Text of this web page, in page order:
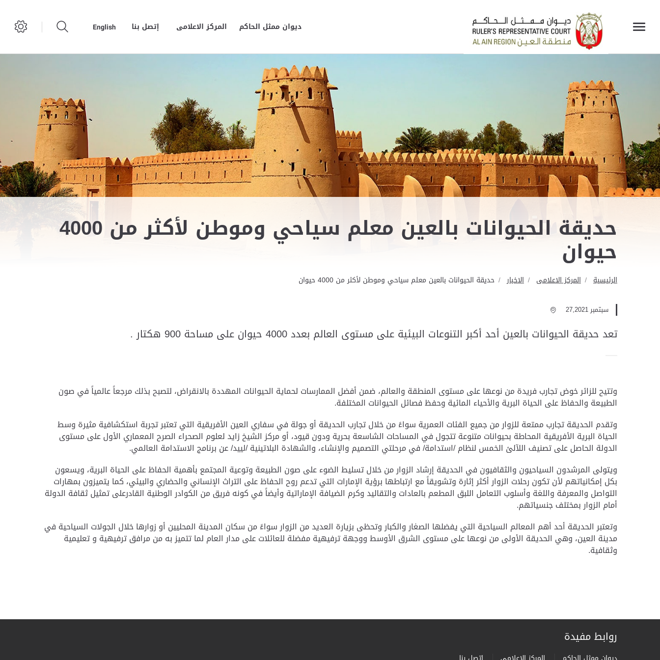
ديوان ممثل الحاكم المركز الاعلامى إتصل بنا English
حديقة الحيوانات بالعين معلم سياحي وموطن لأكثر من 4000
حيوان
الرئيسية المركز الاعلامى الاخبار حديقة الحيوانات بالعين معلم سياحي وموطن لأكثر من 4000 حيوان
سبتمبر 27,2021
تعد حديقة الحيوانات بالعين أحد أكبر التنوعات البيئية على مستوى العالم بعدد 4000 حيوان على مساحة 900 هكتار .
وتتيح للزائر خوض تجارب فريدة من نوعها على مستوى المنطقة والعالم، ضمن أفضل الممارسات لحماية الحيوانات المهددة بالانقراض، لتصبح بذلك مرجعاً عالمياً في صون
الطبيعة والحفاظ على الحياة البرية والأحياء المائية وحفظ فصائل الحيوانات المختلفة.
وتقدم الحديقة تجارب ممتعة للزوار من جميع الفئات العمرية سواءً من خلال تجارب الحديقة أو جولة في سفاري العين الأفريقية التي تعتبر تجربة استكشافية مثيرة وسط
الحياة البرية الأفريقية المحاطة بحيوانات متنوعة تتجول في المساحات الشاسعة بحرية ودون قيود، أو مركز الشيخ زايد لعلوم الصحراء الصرح المعماري الأول على مستوى
الدولة الحاصل على تصنيف اللآلئ الخمس لنظام /استدامة/ في مرحلتي التصميم والإنشاء، والشهادة البلاتينية /لييد/ عن برنامج الاستدامة العالمي.
ويتولى المرشدون السياحيون والثقافيون في الحديقة إرشاد الزوار من خلال تسليط الضوء على صون الطبيعة وتوعية المجتمع بأهمية الحفاظ على الحياة البرية، ويسعون
بكل إمكانياتهم لأن تكون رحلات الزوار أكثر إثارة وتشويقاً مع ارتباطها برؤية الإمارات التي تدعم روح الحفاظ على التراث الإنساني والحضاري والبيئي، كما يتميزون بمهارات
التواصل والمعرفة واللغة وأسلوب التعامل اللبق المطعم بالعادات والتقاليد وكرم الضيافة الإماراتية وأيضاً في كونه فريق من الكوادر الوطنية القادرعلى تمثيل ثقافة الدولة
أمام الزوار بمختلف جنسياتهم.
وتعتبر الحديقة أحد أهم المعالم السياحية التي يفضلها الصغار والكبار وتحظى بزيارة العديد من الزوار سواءً من سكان المدينة المحليين أو زوارها خلال الجولات السياحية في
مدينة العين، وهي الحديقة الأولى من نوعها على مستوى الشرق الأوسط ووجهة ترفيهية مفضلة للعائلات على مدار العام لما تتميز به من مرافق ترفيهية و تعليمية
وثقافية.
روابط مفيدة